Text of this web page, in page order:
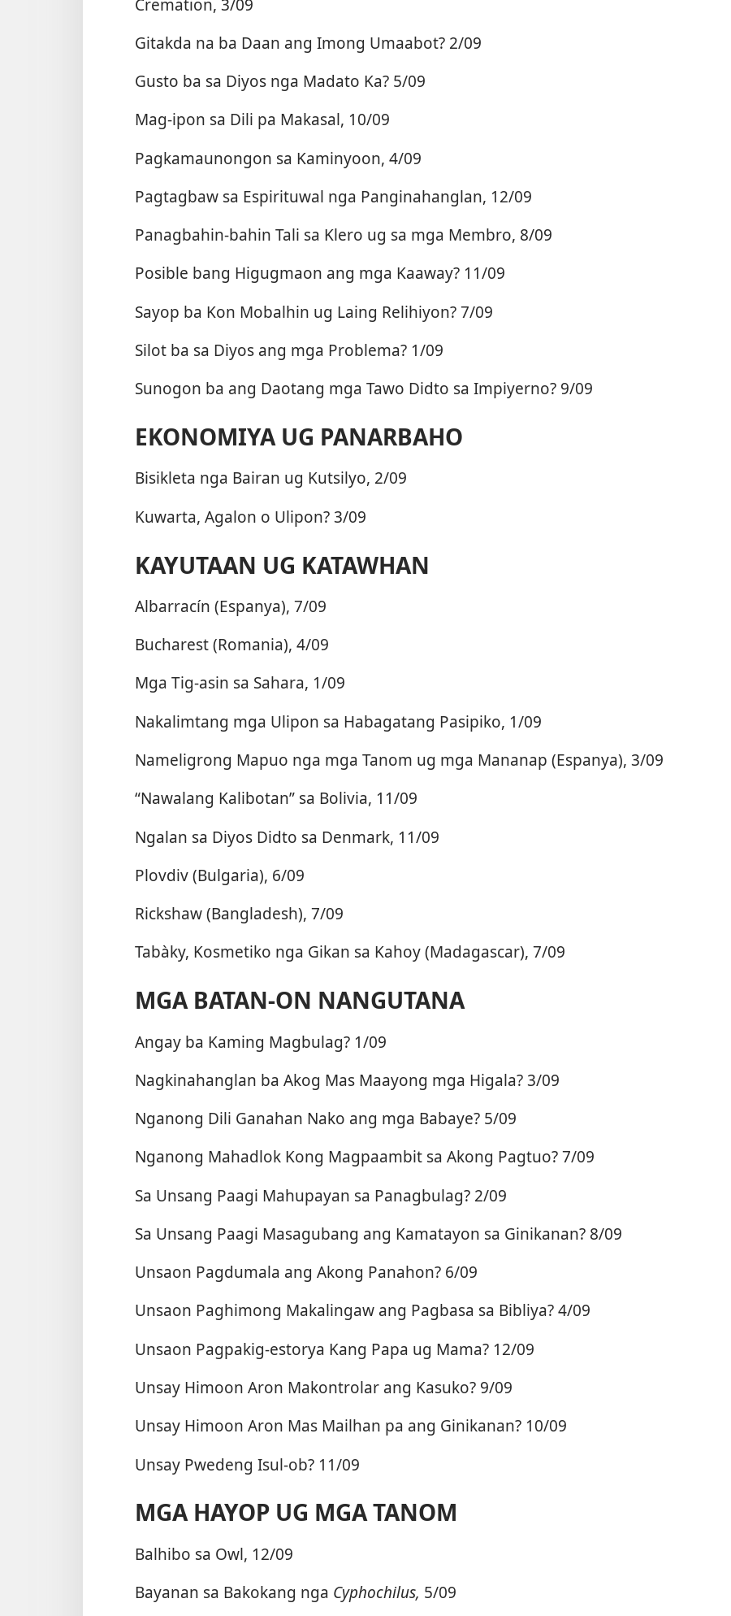
Gitakda na ba Daan ang Imong Umaabot? 2/09
Gusto ba sa Diyos nga Madato Ka? 5/09
Mag-ipon sa Dili pa Makasal, 10/09
Pagkamaunongon sa Kaminyoon, 4/09
Pagtagbaw sa Espirituwal nga Panginahanglan, 12/09
Panagbahin-bahin Tali sa Klero ug sa mga Membro, 8/09
Posible bang Higugmaon ang mga Kaaway? 11/09
Sayop ba Kon Mobalhin ug Laing Relihiyon? 7/09
Silot ba sa Diyos ang mga Problema? 1/09
Sunogon ba ang Daotang mga Tawo Didto sa Impiyerno? 9/09
EKONOMIYA UG PANARBAHO
Bisikleta nga Bairan ug Kutsilyo, 2/09
Kuwarta, Agalon o Ulipon? 3/09
KAYUTAAN UG KATAWHAN
Albarracín (Espanya), 7/09
Bucharest (Romania), 4/09
Mga Tig-asin sa Sahara, 1/09
Nakalimtang mga Ulipon sa Habagatang Pasipiko, 1/09
Nameligrong Mapuo nga mga Tanom ug mga Mananap (Espanya), 3/09
“Nawalang Kalibotan” sa Bolivia, 11/09
Ngalan sa Diyos Didto sa Denmark, 11/09
Plovdiv (Bulgaria), 6/09
Rickshaw (Bangladesh), 7/09
Tabàky, Kosmetiko nga Gikan sa Kahoy (Madagascar), 7/09
MGA BATAN-ON NANGUTANA
Angay ba Kaming Magbulag? 1/09
Nagkinahanglan ba Akog Mas Maayong mga Higala? 3/09
Nganong Dili Ganahan Nako ang mga Babaye? 5/09
Nganong Mahadlok Kong Magpaambit sa Akong Pagtuo? 7/09
Sa Unsang Paagi Mahupayan sa Panagbulag? 2/09
Sa Unsang Paagi Masagubang ang Kamatayon sa Ginikanan? 8/09
Unsaon Pagdumala ang Akong Panahon? 6/09
Unsaon Paghimong Makalingaw ang Pagbasa sa Bibliya? 4/09
Unsaon Pagpakig-estorya Kang Papa ug Mama? 12/09
Unsay Himoon Aron Makontrolar ang Kasuko? 9/09
Unsay Himoon Aron Mas Mailhan pa ang Ginikanan? 10/09
Unsay Pwedeng Isul-ob? 11/09
MGA HAYOP UG MGA TANOM
Balhibo sa Owl, 12/09
Bayanan sa Bakokang nga Cyphochilus, 5/09